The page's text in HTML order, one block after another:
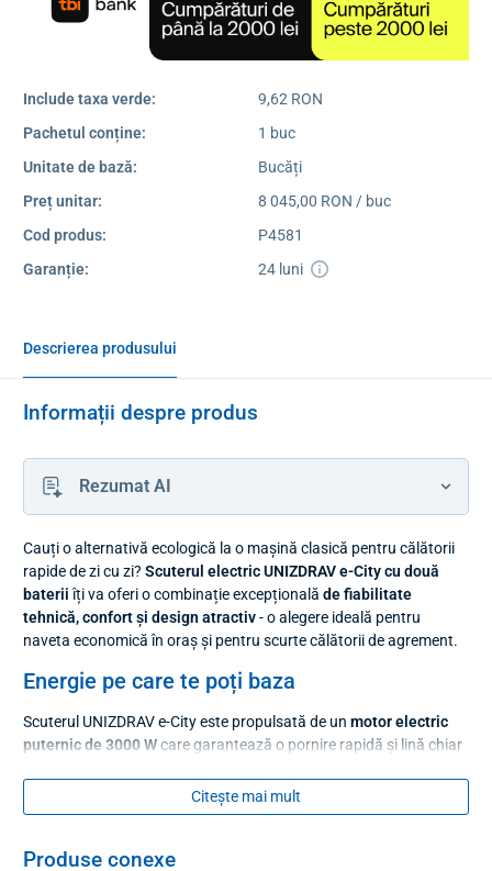
Include taxa verde:
9,62 RON
Pachetul conține:
1 buc
Unitate de bază:
Bucăți
Preț unitar:
8 045,00 RON / buc
Cod produs:
P4581
Garanție:
24 luni
Descrierea produsului
Informații despre produs
Rezumat AI
Cauți o alternativă ecologică la o mașină clasică pentru călătorii
rapide de zi cu zi? Scuterul electric UNIZDRAV e-City cu două
bateriiîți va oferi o combinație excepțională de fiabilitate
tehnică, confort și design atractiv- o alegere ideală pentru
naveta economică în oraș și pentru scurte călătorii de agrement.
Energie pe care te poți baza
Scuterul UNIZDRAV e-City este propulsată de un motor electric
puternic de 3000 Wcare garantează o pornire rapidă și lină chiar
experimenta o călătorie dinamică și confortabilă.
26 Ah), care sunt fiabile, rezistente la uzură și au o durată lungă
Citește mai mult
Produse conexe